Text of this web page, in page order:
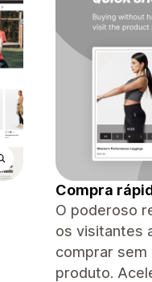
Compra
O poderoso
os visitantes
comprar sem
produto.